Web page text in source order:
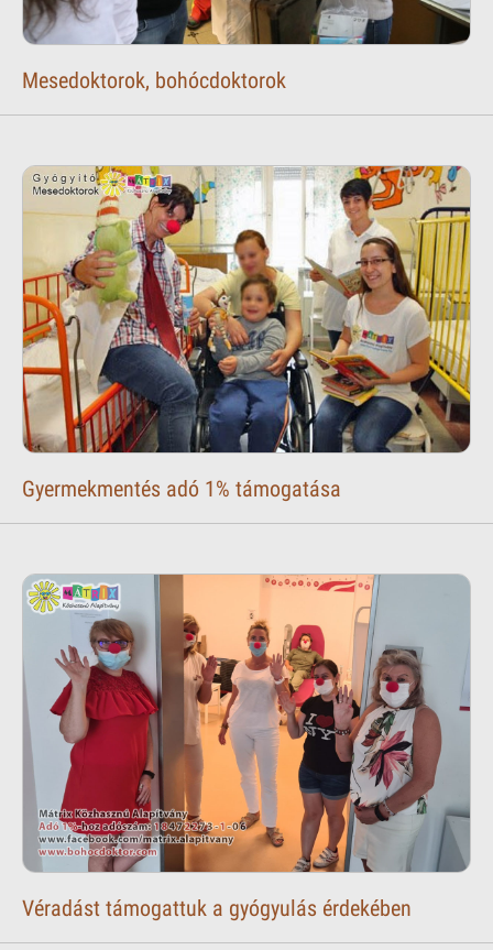
Mesedoktorok, bohócdoktorok
Gyermekmentés adó 1% támogatása
Véradást támogattuk a gyógyulás érdekében